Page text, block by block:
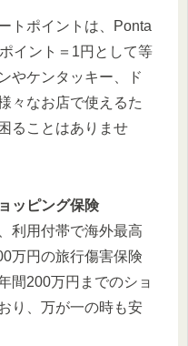
トポイントは、Ponta
イント＝1円として等
やケンタッキー、ド
々なお店で使えるた
ることはありませ
ッピング保険
利用付帯で海外最高
万円の旅行傷害保険
間200万円までのショ
り、万が一の時も安